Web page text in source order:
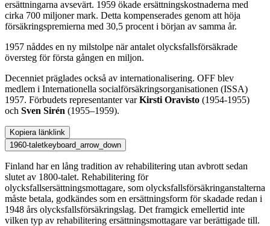
ersättningarna avsevärt. 1959 ökade ersättningskostnaderna med
cirka 700 miljoner mark. Detta kompenserades genom att höja
försäkringspremierna med 30,5 procent i början av samma år.
1957 nåddes en ny milstolpe när antalet olycksfallsförsäkrade
översteg för första gången en miljon.
Decenniet präglades också av internationalisering. OFF blev
medlem i Internationella socialförsäkringsorganisationen (ISSA)
1957. Förbudets representanter varKirsti Oravisto (1954-1955)
och Sven Sirén (1955–1959).
Kopiera länklink
1960-taletkeyboard_arrow_down
Finland har en lång tradition av rehabilitering utan avbrott sedan
slutet av 1800-talet. Rehabilitering för
olycksfallsersättningsmottagare, som olycksfallsförsäkringanstalterna
måste betala, godkändes som en ersättningsform för skadade redan i
1948 års olycksfallsförsäkringslag. Det framgick emellertid inte
vilken typ av rehabilitering ersättningsmottagare var berättigade till.